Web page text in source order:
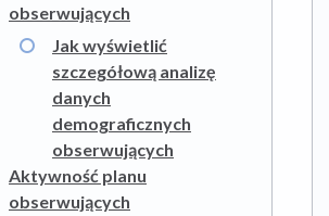
obserwujących
Jak wyświetlić
szczegółową analizę
danych
demograficznych
obserwujących
Aktywność planu
obserwujących